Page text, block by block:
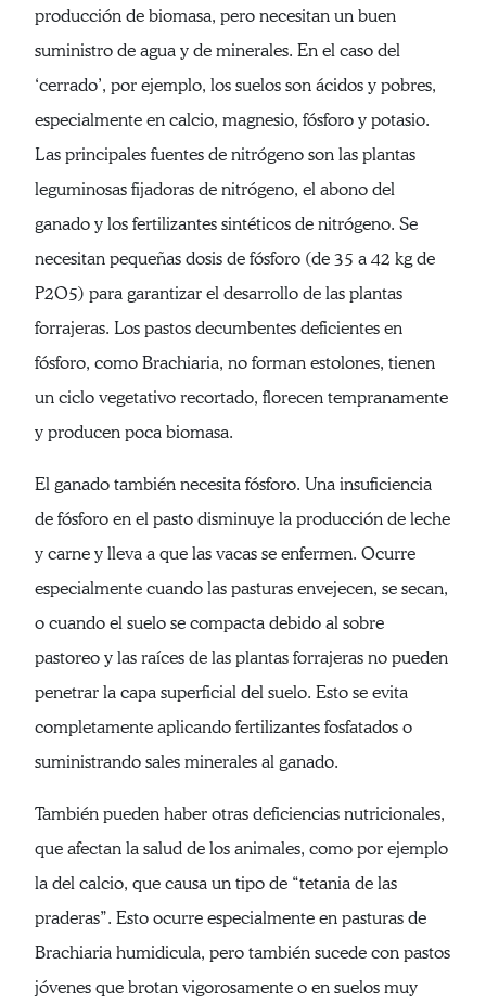
producción de biomasa, pero necesitan un buen
suministro de agua y de minerales. En el caso del
‘cerrado’, por ejemplo, los suelos son ácidos y pobres,
especialmente en calcio, magnesio, fósforo y potasio.
Las principales fuentes de nitrógeno son las plantas
leguminosas fijadoras de nitrógeno, el abono del
ganado y los fertilizantes sintéticos de nitrógeno. Se
necesitan pequeñas dosis de fósforo (de 35 a 42 kg de
P2O5) para garantizar el desarrollo de las plantas
forrajeras. Los pastos decumbentes deficientes en
fósforo, como Brachiaria, no forman estolones, tienen
un ciclo vegetativo recortado, florecen tempranamente
y producen poca biomasa.
El ganado también necesita fósforo. Una insuficiencia
de fósforo en el pasto disminuye la producción de leche
y carne y lleva a que las vacas se enfermen. Ocurre
especialmente cuando las pasturas envejecen, se secan,
o cuando el suelo se compacta debido al sobre
pastoreo y las raíces de las plantas forrajeras no pueden
penetrar la capa superficial del suelo. Esto se evita
completamente aplicando fertilizantes fosfatados o
suministrando sales minerales al ganado.
También pueden haber otras deficiencias nutricionales,
que afectan la salud de los animales, como por ejemplo
la del calcio, que causa un tipo de “tetania de las
praderas”. Esto ocurre especialmente en pasturas de
Brachiaria humidicula, pero también sucede con pastos
jóvenes que brotan vigorosamente o en suelos muy